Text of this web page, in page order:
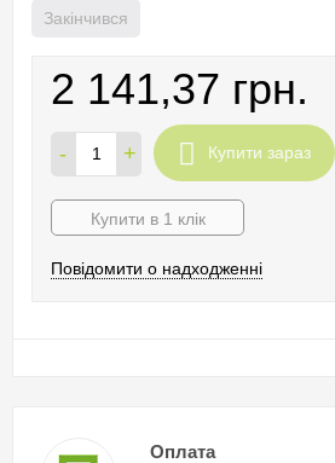
Закінчився
2 141,37 грн.
- + Купити зараз
Купити в 1 клік
Повідомити о надходженні
Оплата